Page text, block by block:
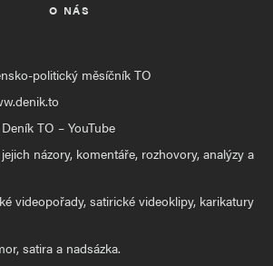
O NÁS
politický měsíčník TO
TO – YouTube
názory, komentáře, rozhovory, analýzy a
videopořady, satirické videoklipy, karikatury
satira a nadsázka.